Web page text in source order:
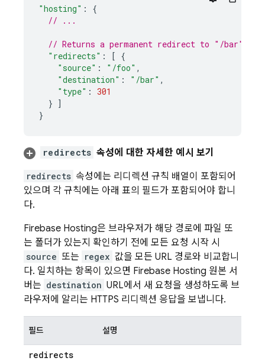
"hosting" :
{
// ...
// Returns a permanent redirect to "/bar"
"redirects" : [ {
"source" : "/foo" ,
"destination" : "/bar" ,
"type" : 301
} ]
}
redirects 속성에 대한 자세한 예시 보기
redirects 속성에는 리디렉션 규칙 배열이 포함되어
있으며 각 규칙에는 아래 표의 필드가 포함되어야 합니
다.
Firebase Hosting은 브라우저가 해당 경로에 파일 또
는 폴더가 있는지 확인하기 전에 모든 요청 시작 시
source 또는 regex 값을 모든 URL 경로와 비교합니
다. 일치하는 항목이 있으면 Firebase Hosting 원본 서
버는 destination URL에서 새 요청을 생성하도록 브
라우저에 알리는 HTTPS 리디렉션 응답을 보냅니다.
필드 설명
redirects